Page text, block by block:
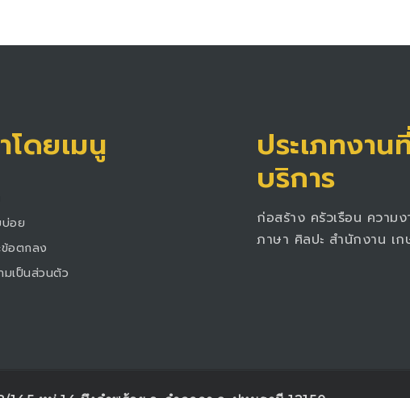
โดยเมนู
อย
ข้อตกลง
มเป็นส่วนตัว
ประเภทงาน
บริการ
ก่อสร้าง ครัวเรือน ความ
ภาษา ศิลปะ สำนักงาน เ